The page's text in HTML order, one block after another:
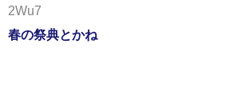
2Wu7
春の祭典とかね